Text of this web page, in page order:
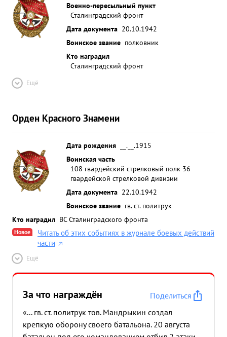
Военно-пересыльный пункт
Сталинградский фронт
Дата документа 20.10.1942
Воинское звание полковник
Кто наградил
Сталинградский фронт
Ещё
Орден Красного Знамени
Дата рождения
__.__.1915
Воинская часть
108 гвардейский стрелковый полк 36
гвардейской стрелковой дивизии
Дата документа 22.10.1942
Воинское звание гв. ст. политрук
Кто наградил ВС Сталинградского фронта
Новое
Читать об этих событиях в журнале боевых действий
части
Ещё
За что награждён
Поделиться
«... гв. ст. политрук тов. Мандрыкин создал
крепкую оборону своего батальона. 20 августа